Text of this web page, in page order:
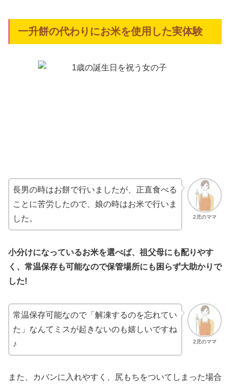
一升餅の代わりにお米を使用した実体験
2児のママ
長男の時はお餅で行いましたが、正直食べる
ことに苦労したので、娘の時はお米で行いま
した。
小分けになっているお米を選べば、祖父母にも配りやす
く、常温保存も可能なので保管場所にも困らず大助かりで
した!
2児のママ
常温保存可能なので「解凍するのを忘れてい
た」なんてミスが起きないのも嬉しいですね
♪
また、カバンに入れやすく、尻もちをついてしまった場合